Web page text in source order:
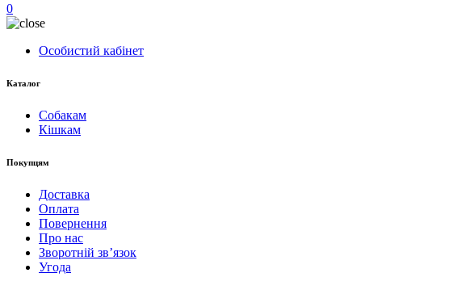
0
Особистий кабінет
Каталог
Собакам
Кішкам
Покупцям
Доставка
Оплата
Повернення
Про нас
Зворотній зв’язок
Угода